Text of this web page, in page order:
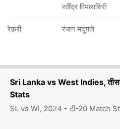
Sri Lanka vs West Indies,
Stats
SL vs WI, 2024 - टी-20 Match
रवींद्र विमलासिरी
रेफ़री रंजन मदुगले